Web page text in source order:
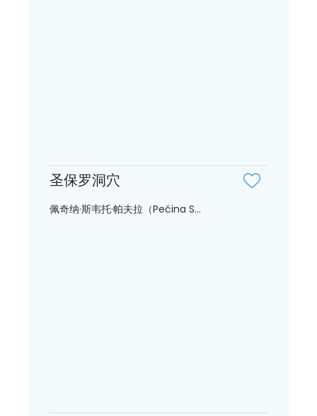
圣保罗洞穴
佩奇纳·斯韦托·帕夫拉（Pećina S...